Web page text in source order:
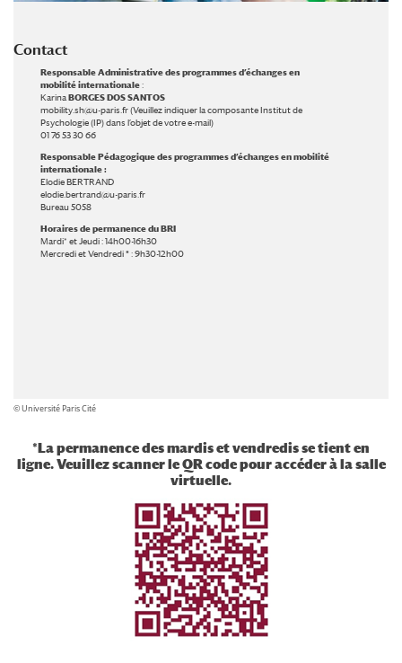
Contact
Responsable Administrative des programmes d’échanges en
mobilité internationale:
KarinaBORGES DOS SANTOS
mobility.sh@u-paris.fr(Veuillez indiquer la composante Institut de
Psychologie (IP) dans l’objet de votre e-mail)
01 76 53 30 66
Responsable Pédagogique des programmes d’échanges en mobilité
internationale :
Elodie BERTRAND
elodie.bertrand@u-paris.fr
Bureau 5058
Horaires de permanence du BRI
Mardi* et Jeudi : 14h00-16h30
Mercredi et Vendredi*: 9h30-12h00
© Université Paris Cité
*La permanence des mardis et vendredis se tient en
ligne. Veuillez scanner le QR code pour accéder à la salle
virtuelle.